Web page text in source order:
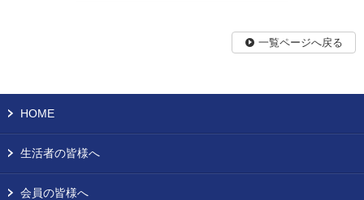
一覧ページへ戻る
HOME
生活者の皆様へ
会員の皆様へ